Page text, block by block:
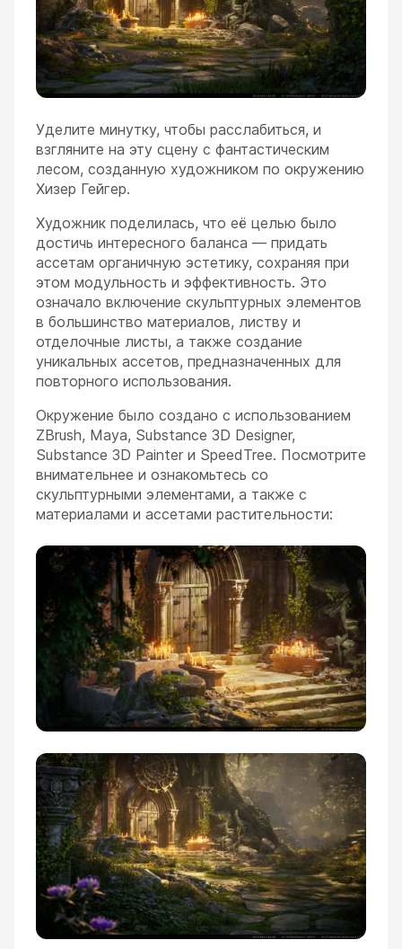
Уделите минутку, чтобы расслабиться, и
взгляните на эту сцену с фантастическим
лесом, созданную художником по окружению
Хизер Гейгер.
Художник поделилась, что её целью было
достичь интересного баланса — придать
ассетам органичную эстетику, сохраняя при
этом модульность и эффективность. Это
означало включение скульптурных элементов
в большинство материалов, листву и
отделочные листы, а также создание
уникальных ассетов, предназначенных для
повторного использования.
Окружение было создано с использованием
ZBrush, Maya, Substance 3D Designer,
Substance 3D Painter и SpeedTree. Посмотрите
внимательнее и ознакомьтесь со
скульптурными элементами, а также с
материалами и ассетами растительности: